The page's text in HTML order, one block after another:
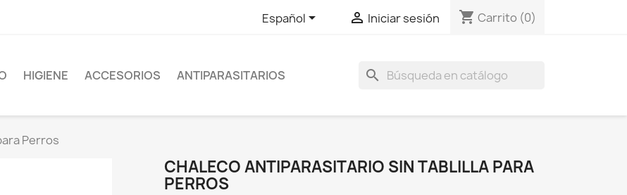
Español  Iniciar sesión shopping_cart Carrito (0)
HIGIENE ACCESORIOS ANTIPARASITARIOS search
Perros
CHALECO ANTIPARASITARIO SIN TABLILLA PARA
PERROS